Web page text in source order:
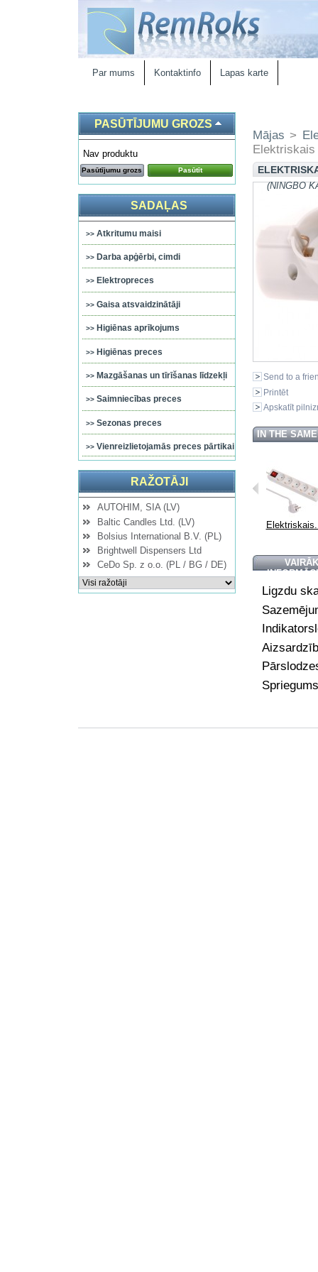
Par mums Kontaktinfo Lapas karte
PASŪTĪJUMU GROZS
Nav produktu
Pasūtījumu grozs Pasūtīt
SADAĻAS
Atkritumu maisi
Darba apģērbi, cimdi
Elektropreces
Gaisa atsvaidzinātāji
Higiēnas aprīkojums
Higiēnas preces
Mazgāšanas un tīrīšanas līdzekļi
Saimniecības preces
Sezonas preces
Vienreizlietojamās preces pārtikai
RAŽOTĀJI
AUTOHIM, SIA (LV)
Baltic Candles Ltd. (LV)
Bolsius International B.V. (PL)
Brightwell Dispensers Ltd
CeDo Sp. z o.o. (PL / BG / DE)
Mājas >
Elektriskais
(NINGBO
Send to a
Printēt
Apskatīt
IN THE
Elektriskais... Elektriskais... Elektriskais...
VAIRĀK
Ligzdu